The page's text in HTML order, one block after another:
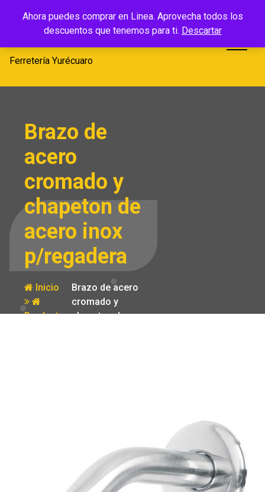
Ahora puedes comprar en Linea. Aprovecha todos los
descuentos que tenemos para ti. Descartar
Ferretería
Yurécuaro
Ferretería Yurécuaro
Brazo de
acero
cromado y
chapeton de
acero inox
p/regadera
Inicio
Producto
Brazo de acero
cromado y
chapeton de